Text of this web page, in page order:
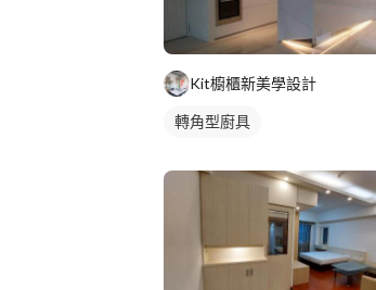
Kit櫥櫃新美學設計
轉角型廚具